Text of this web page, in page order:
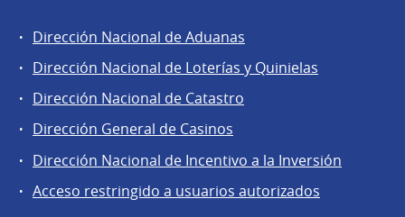
Áreas
de
la
Dirección
General
de
Secretaría
Dirección Nacional de Aduanas
Dirección Nacional de Loterías y Quinielas
Dirección Nacional de Catastro
Dirección General de Casinos
Dirección Nacional de Incentivo a la Inversión
Acceso restringido a usuarios autorizados